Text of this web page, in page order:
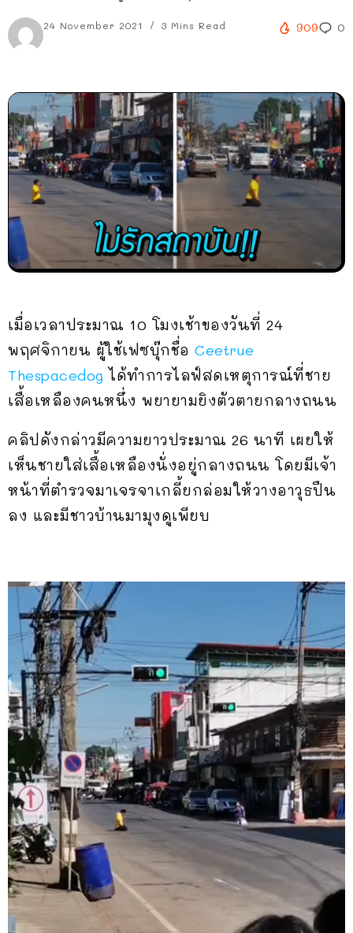
24 November 2021 3 Mins Read 909 0
เมื่อเวลาประมาณ 10 โมงเช้าของวันที่ 24
พฤศจิกายน ผู้ใช้เฟซบุ๊กชื่อ Ceetrue
Thespacedog ได้ทำการไลฟ์สดเหตุการณ์ที่ชาย
เสื้อเหลืองคนหนึ่ง พยายามยิงตัวตายกลางถนน
คลิปดังกล่าวมีความยาวประมาณ 26 นาที เผยให้
เห็นชายใส่เสื้อเหลืองนั่งอยู่กลางถนน โดยมีเจ้า
หน้าที่ตำรวจมาเจรจาเกลี้ยกล่อมให้วางอาวุธปืน
ลง และมีชาวบ้านมามุงดูเพียบ